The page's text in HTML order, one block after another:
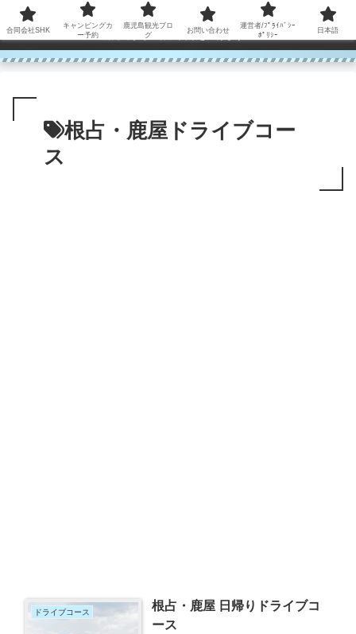
コンテンツへスキップ
鹿児島から世界に笑顔を広げます！
根占・鹿屋ドライブコー
ス
ドライブコース
根占・鹿屋 日帰りドライブコ
ース
合同会社SHK
キャンピングカ
ー予約
鹿児島観光ブロ
グ
お問い合わせ
運営者/ﾌﾟﾗｲﾊﾞｼｰ
ﾎﾟﾘｼｰ
日本語